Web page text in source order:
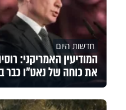
חדשות היום
המודיעין האמריקני:
את כוחה של נאט"ו כבר